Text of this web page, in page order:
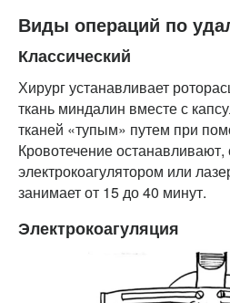
Виды операций по
Классический
Хирург устанавливает
ткань миндалин вместе с
тканей «тупым» путем при
Кровотечение
электрокоагулятором или
занимает от 15 до 40 минут.
Электрокоагуляция